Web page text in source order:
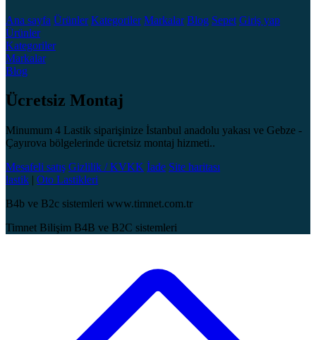
Ana sayfa Ürünler Kategoriler Markalar Blog Sepet Giriş yap
Ürünler
Kategoriler
Markalar
Blog
Ücretsiz Montaj
Minumum 4 Lastik siparişinize İstanbul anadolu yakası ve Gebze -
Çayırova bölgelerinde ücretsiz montaj hizmeti..
Mesafeli satış Gizlilik / KVKK İade Site haritası
lastik | Oto Lastikleri
B4b ve B2c sistemleri www.timnet.com.tr
Timnet Bilişim B4B ve B2C sistemleri